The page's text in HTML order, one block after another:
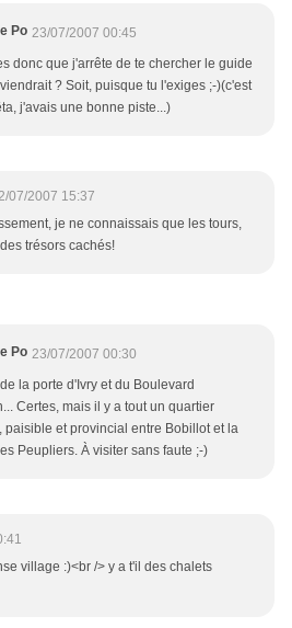
Po 23/07/2007 00:45
donc que j'arrête de te chercher le guide
? Soit, puisque tu l'exiges ;-)(c'est
j'avais une bonne piste...)
07/2007 15:37
je ne connaissais que les tours,
trésors cachés!
Po 23/07/2007 00:30
la porte d'Ivry et du Boulevard
Certes, mais il y a tout un quartier
paisible et provincial entre Bobillot et la
Peupliers. À visiter sans faute ;-)
village :)<br /> y a t'il des chalets